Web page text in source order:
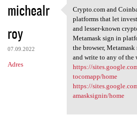
michealr
roy
07.09.2022
Adres
Crypto.com and
Crypto.com and
platforms that let
and lesser-known
Metamask sign in
the browser,
and write to any of the
https://
tocomapp/home
https://
amasksignin/home